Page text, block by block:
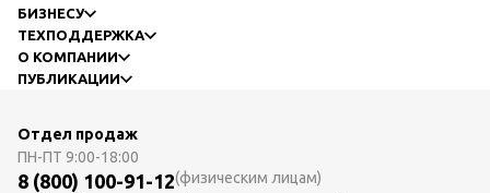
БИЗНЕСУ
ТЕХПОДДЕРЖКА
О КОМПАНИИ
ПУБЛИКАЦИИ
Отдел продаж
ПН-ПТ 9:00-18:00
8 (800) 100-91-12(физическим лицам)